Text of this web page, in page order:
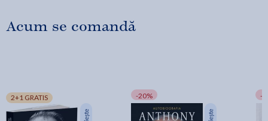
Acum se comandă
2+1 GRATIS -20% -